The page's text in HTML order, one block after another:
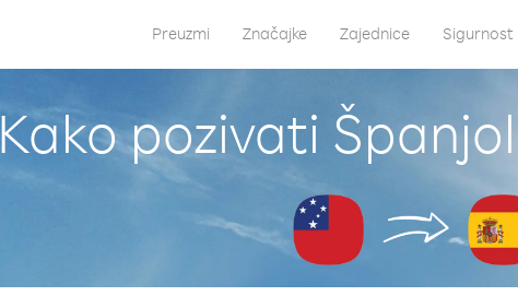
Preuzmi Značajke Zajednice Sigurnost
Kako pozivati